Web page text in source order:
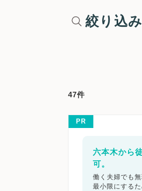
絞り込
47件
PR
六本木から
可。
働く夫婦でも
最小限にする